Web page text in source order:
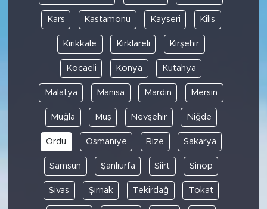
Kars Kastamonu Kayseri Kilis
Kırıkkale Kırklareli Kırşehir
Kocaeli Konya Kütahya
Malatya Manisa Mardin Mersin
Muğla Muş Nevşehir Niğde
Ordu Osmaniye Rize Sakarya
Samsun Şanlıurfa Siirt Sinop
Sivas Şırnak Tekirdağ Tokat